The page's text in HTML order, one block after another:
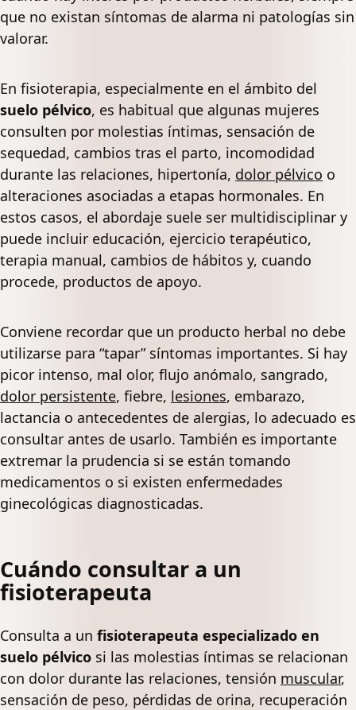
que no existan síntomas de alarma ni patologías sin
valorar.
En fisioterapia, especialmente en el ámbito del
suelo pélvico, es habitual que algunas mujeres
consulten por molestias íntimas, sensación de
sequedad, cambios tras el parto, incomodidad
durante las relaciones, hipertonía, dolor pélvico o
alteraciones asociadas a etapas hormonales. En
estos casos, el abordaje suele ser multidisciplinar y
puede incluir educación, ejercicio terapéutico,
terapia manual, cambios de hábitos y, cuando
procede, productos de apoyo.
Conviene recordar que un producto herbal no debe
utilizarse para “tapar” síntomas importantes. Si hay
picor intenso, mal olor, flujo anómalo, sangrado,
dolor persistente, fiebre, lesiones, embarazo,
lactancia o antecedentes de alergias, lo adecuado es
consultar antes de usarlo. También es importante
extremar la prudencia si se están tomando
medicamentos o si existen enfermedades
ginecológicas diagnosticadas.
Cuándo consultar a un
fisioterapeuta
Consulta a un fisioterapeuta especializado en
suelo pélvico si las molestias íntimas se relacionan
con dolor durante las relaciones, tensión muscular,
sensación de peso, pérdidas de orina, recuperación